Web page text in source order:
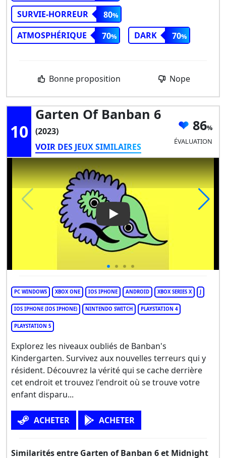
SURVIE-HORREUR
80
ATMOSPHÉRIQUE
70 DARK 70
Bonne proposition Nope
10
Garten Of Banban 6
(2023)
VOIR DES JEUX SIMILAIRES
86
ÉVALUATION
Play Video: Garten of Banban
PC WINDOWS XBOX ONE IOS IPHONE ANDROID XBOX SERIES X
IOS IPHONE (IOS IPHONE) NINTENDO SWITCH PLAYSTATION 4
PLAYSTATION 5
Explorez les niveaux oubliés de Banban's
Kindergarten. Survivez aux nouvelles terreurs qui y
résident. Découvrez la vérité qui se cache derrière
cet endroit et trouvez l'endroit où se trouve votre
enfant disparu...
ACHETER ACHETER
Similarités entre Garten of Banban 6 et Midnight